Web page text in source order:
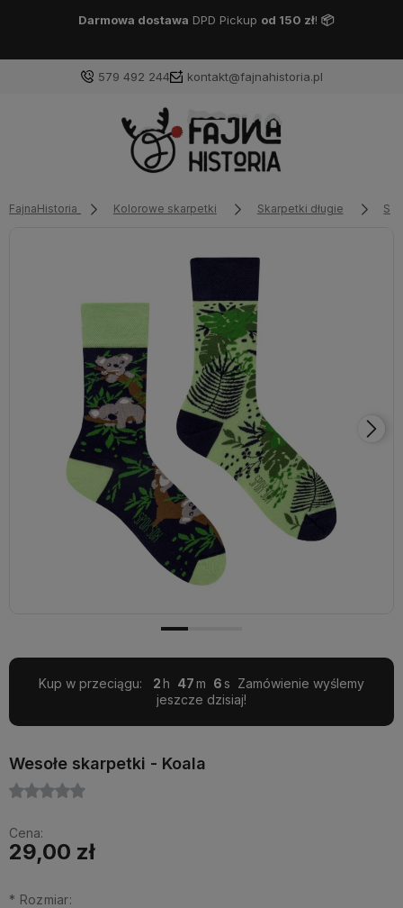
Darmowa dostawaDPD Pickup od 150 zł! 📦
579 492 244 kontakt@fajnahistoria.pl
FajnaHistoria Kolorowe skarpetki Skarpetki długie
Kup w przeciągu: 2 47 6
Zamówienie wyślemy
jeszcze dzisiaj!
Wesołe skarpetki - Koala
Cena:
29,00 zł
* Rozmiar: